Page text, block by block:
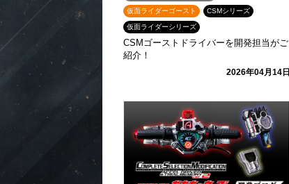
仮面ライダーゴースト CSMシリーズ
仮面ライダーシリーズ
CSMゴーストドライバーを開発担当がご
紹介！
2026年04月14日